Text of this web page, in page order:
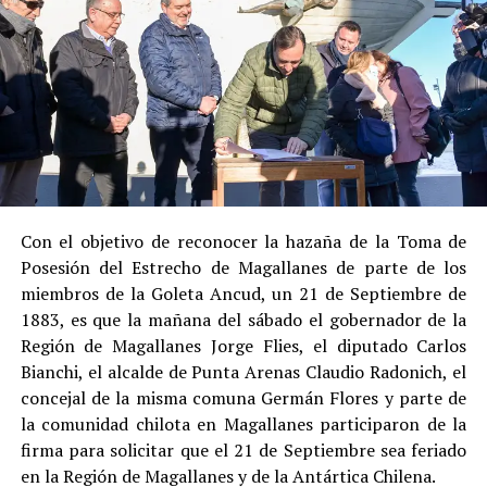
Sucolaboración sustancial con la investigación,
al admitir los hechos.
Suconducta anterior irreprochable , al no
registrar antecedentes penales previos.
Estas circunstancias jurídicas, sumadas al
procedimiento abreviado, redujeron la posibilidad de un
cumplimiento efectivo en recinto penitenciario.
Indemnización a la víctima y nueva investigación
por ocultamiento de bienes
En el ámbito civil, elJuzgado de Letras de Castrodictó
enseptiembre de 2023una sentencia que obliga a
Pedro Montecinos apagar una indemnización total de
$120 millonespor concepto de daño moral:
Con el objetivo de reconocer la hazaña de la Toma de
Posesión del Estrecho de Magallanes de parte de los
miembros de la Goleta Ancud, un 21 de Septiembre de
1883, es que la mañana del sábado el gobernador de la
Región de Magallanes Jorge Flies, el diputado Carlos
Bianchi, el alcalde de Punta Arenas Claudio Radonich, el
concejal de la misma comuna Germán Flores y parte de
la comunidad chilota en Magallanes participaron de la
firma para solicitar que el 21 de Septiembre sea feriado
en la Región de Magallanes y de la Antártica Chilena.